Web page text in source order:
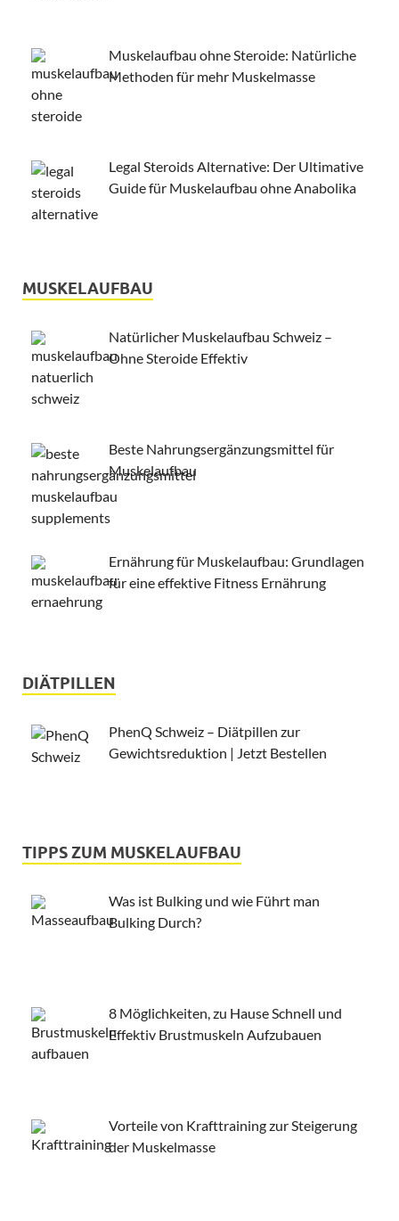
Muskelaufbau ohne Steroide: Natürliche
Methoden für mehr Muskelmasse
Legal Steroids Alternative: Der Ultimative
Guide für Muskelaufbau ohne Anabolika
MUSKELAUFBAU
Natürlicher Muskelaufbau Schweiz –
Ohne Steroide Effektiv
Beste Nahrungsergänzungsmittel für
Muskelaufbau
Ernährung für Muskelaufbau: Grundlagen
für eine effektive Fitness Ernährung
DIÄTPILLEN
PhenQ Schweiz – Diätpillen zur
Gewichtsreduktion | Jetzt Bestellen
TIPPS ZUM MUSKELAUFBAU
Was ist Bulking und wie Führt man
Bulking Durch?
8 Möglichkeiten, zu Hause Schnell und
Effektiv Brustmuskeln Aufzubauen
Vorteile von Krafttraining zur Steigerung
der Muskelmasse